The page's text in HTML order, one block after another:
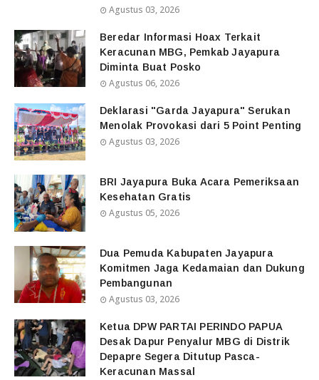
Agustus 03, 2026
Beredar Informasi Hoax Terkait
Keracunan MBG, Pemkab Jayapura
Diminta Buat Posko
Agustus 06, 2026
Deklarasi "Garda Jayapura" Serukan
Menolak Provokasi dari 5 Point Penting
Agustus 03, 2026
BRI Jayapura Buka Acara Pemeriksaan
Kesehatan Gratis
Agustus 05, 2026
Dua Pemuda Kabupaten Jayapura
Komitmen Jaga Kedamaian dan Dukung
Pembangunan
Agustus 03, 2026
Ketua DPW PARTAI PERINDO PAPUA
Desak Dapur Penyalur MBG di Distrik
Depapre Segera Ditutup Pasca-
Keracunan Massal